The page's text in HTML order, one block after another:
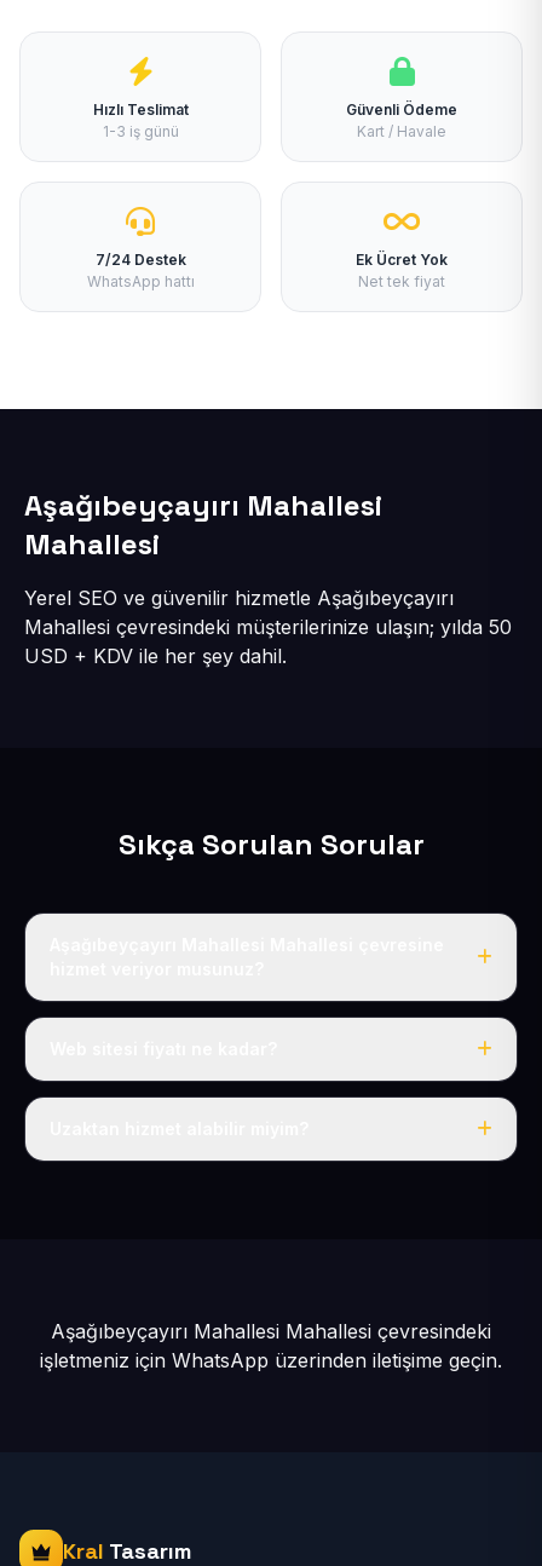
Hızlı Teslimat
1-3 iş günü
Güvenli Ödeme
Kart / Havale
7/24 Destek
WhatsApp hattı
Ek Ücret Yok
Net tek fiyat
Aşağıbeyçayırı Mahallesi
Mahallesi
Yerel SEO ve güvenilir hizmetle Aşağıbeyçayırı
Mahallesi çevresindeki müşterilerinize ulaşın; yılda 50
USD + KDV ile her şey dahil.
Sıkça Sorulan Sorular
Evet, Aşağıbeyçayırı Mahallesi dahil tüm Pınarbaşı ve
Tek fiyat: yılda 50 USD + KDV, her şey dahil.
Aşağıbeyçayırı Mahallesi Mahallesi çevresindeki
işletmeniz için WhatsApp üzerinden iletişime geçin.
Kral Tasarım